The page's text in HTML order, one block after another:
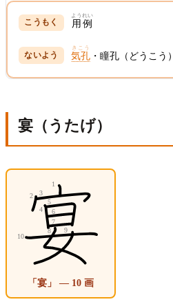
用例
ようれい
気孔
きこう
・瞳孔（どうこう）
宴（うたげ）
「宴」 — 10 画